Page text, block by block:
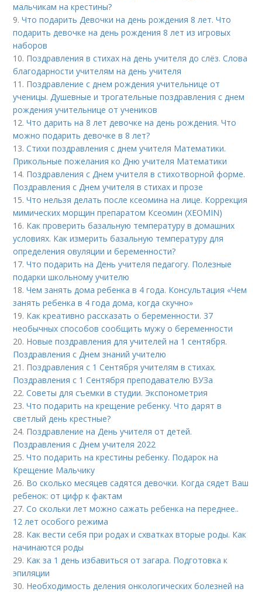
мальчикам на крестины?
9.Что подарить Девочки на день рождения 8 лет. Что
подарить девочке на день рождения 8 лет из игровых
наборов
10. Поздравления в стихах на день учителя до слёз. Слова
благодарности учителям на день учителя
11. Поздравление с днем рождения учительнице от
ученицы. Душевные и трогательные поздравления с днем
рождения учительнице от учеников
12.Что дарить на 8 лет девочке на день рождения. Что
можно подарить девочке в 8 лет?
13.Стихи поздравления с днем учителя Математики.
Прикольные пожелания ко Дню учителя Математики
14. Поздравления с Днем учителя в стихотворной форме.
Поздравления с Днем учителя в стихах и прозе
15.Что нельзя делать после ксеомина на лице. Коррекция
мимических морщин препаратом Ксеомин (XEOMIN)
16. Как проверить базальную температуру в домашних
условиях. Как измерить базальную температуру для
определения овуляции и беременности?
17.Что подарить на День учителя педагогу. Полезные
подарки школьному учителю
18.Чем занять дома ребенка в 4 года. Консультация «Чем
занять ребенка в 4 года дома, когда скучно»
19. Как креативно рассказать о беременности. 37
необычных способов сообщить мужу о беременности
20. Новые поздравления для учителей на 1 сентября.
Поздравления с Днем знаний учителю
21. Поздравления с 1 Сентября учителям в стихах.
Поздравления с 1 Сентября преподавателю ВУЗа
22.Советы для съемки в студии. Экспонометрия
23.Что подарить на крещение ребенку. Что дарят в
светлый день крестные?
24. Поздравление на День учителя от детей.
Поздравления с Днем учителя 2022
25.Что подарить на крестины ребенку. Подарок на
Крещение Мальчику
26. Во сколько месяцев садятся девочки. Когда сядет Ваш
ребенок: от цифр к фактам
27.Со скольки лет можно сажать ребенка на переднее..
12 лет особого режима
28. Как вести себя при родах и схватках вторые роды. Как
начинаются роды
29. Как за 1 день избавиться от загара. Подготовка к
эпиляции
30. Необходимость деления онкологических болезней на